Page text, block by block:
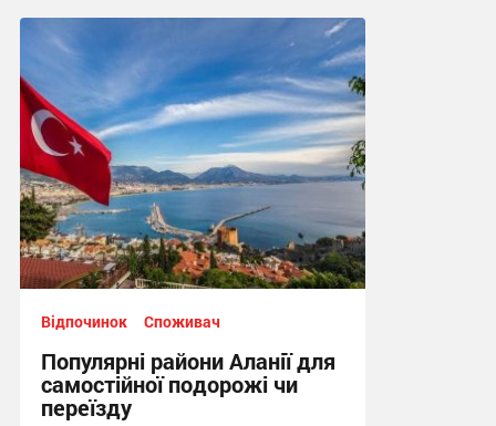
Відпочинок Споживач
Популярні райони Аланії для
самостійної подорожі чи
переїзду